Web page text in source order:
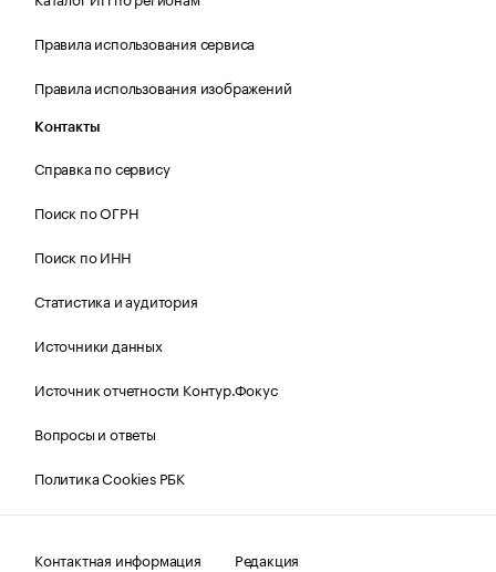
Правила использования сервиса
Правила использования изображений
Контакты
Справка по сервису
Поиск по ОГРН
Поиск по ИНН
Статистика и аудитория
Источники данных
Источник отчетности Контур.Фокус
Вопросы и ответы
Политика Cookies РБК
Контактная информация
Редакция